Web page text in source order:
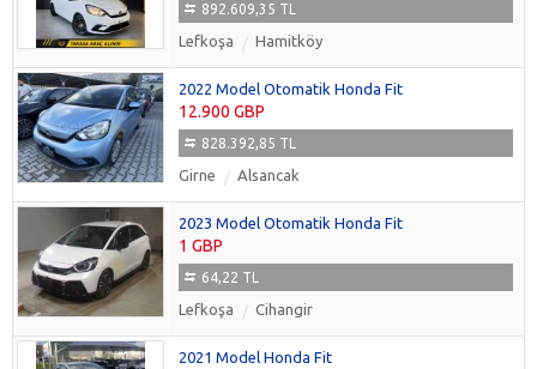
892.609,35 TL
Lefkoşa Hamitköy
2022 Model Otomatik Honda Fit
12.900 GBP
828.392,85 TL
Girne Alsancak
2023 Model Otomatik Honda Fit
1 GBP
64,22 TL
Lefkoşa Cihangir
2021 Model Honda Fit